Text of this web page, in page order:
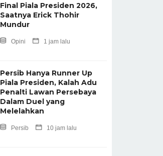
Final Piala Presiden 2026,
Saatnya Erick Thohir
Mundur
Opini 1 jam lalu
Persib Hanya Runner Up
Piala Presiden, Kalah Adu
Penalti Lawan Persebaya
Dalam Duel yang
Melelahkan
Persib 10 jam lalu